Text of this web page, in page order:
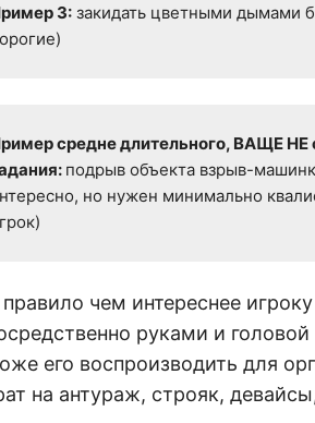
3: закидать цветными дымами
средне длительного, ВАЩЕ НЕ
подрыв объекта взрыв-
но нужен минимально
чем интереснее
руками и
его воспроизводить для
на антураж, строяк,